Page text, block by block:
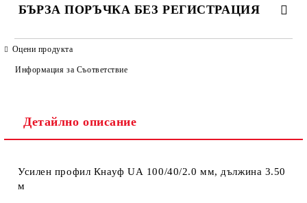
БЪРЗА ПОРЪЧКА БЕЗ РЕГИСТРАЦИЯ
Ние ще се свържем с вас в рамките на работния ден. Крайната
Оцени продукта
Информация за Съответствие
Детайлно описание
Усилен профил Кнауф UА 100/40/2.0 мм, дължина 3.50
м